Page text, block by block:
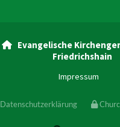
Evangelische
Friedrichshain
Impressum
Datenschutzerklärung